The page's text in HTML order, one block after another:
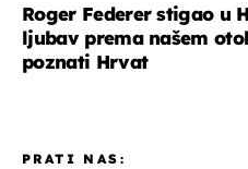
Roger Federer stigao u
ljubav prema našem
poznati Hrvat
PRATI NAS: